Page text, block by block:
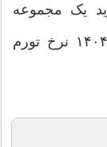
خرید یک مجموعه
کالاها و خدمات هزینه‌ کنند. در اسفند ۱۴۰۴ نرخ تورم